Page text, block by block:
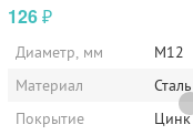
126₽
Диаметр, мм
М12
Материал
Сталь
Покрытие
Цинк